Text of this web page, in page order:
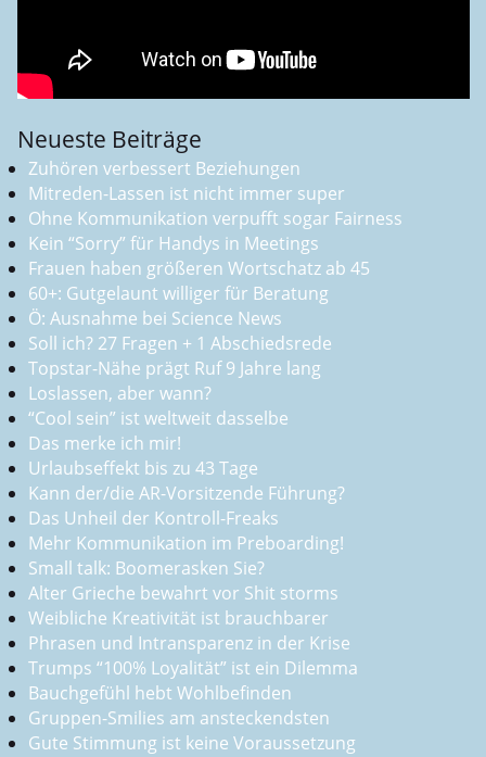
Neueste Beiträge
Zuhören verbessert Beziehungen
Mitreden-Lassen ist nicht immer super
Ohne Kommunikation verpufft sogar Fairness
Kein “Sorry” für Handys in Meetings
Frauen haben größeren Wortschatz ab 45
60+: Gutgelaunt williger für Beratung
Ö: Ausnahme bei Science News
Soll ich? 27 Fragen + 1 Abschiedsrede
Topstar-Nähe prägt Ruf 9 Jahre lang
Loslassen, aber wann?
“Cool sein” ist weltweit dasselbe
Das merke ich mir!
Urlaubseffekt bis zu 43 Tage
Kann der/die AR-Vorsitzende Führung?
Das Unheil der Kontroll-Freaks
Mehr Kommunikation im Preboarding!
Small talk: Boomerasken Sie?
Alter Grieche bewahrt vor Shit storms
Weibliche Kreativität ist brauchbarer
Phrasen und Intransparenz in der Krise
Trumps “100% Loyalität” ist ein Dilemma
Bauchgefühl hebt Wohlbefinden
Gruppen-Smilies am ansteckendsten
Gute Stimmung ist keine Voraussetzung